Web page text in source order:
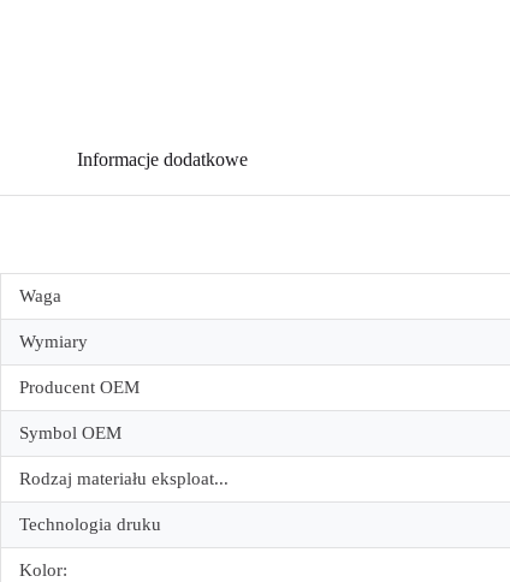
Informacje dodatkowe
Waga
Wymiary
Producent OEM
Symbol OEM
Rodzaj materiału eksploat...
Technologia druku
Kolor: